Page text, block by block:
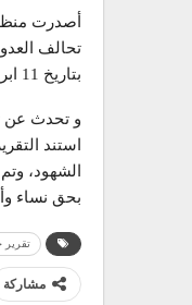
أصدرت
تحالف
بتاريخ 11 ابريل 2015م
و تحدث عن
استند
الشهود،
بحق نساء
مشاركة